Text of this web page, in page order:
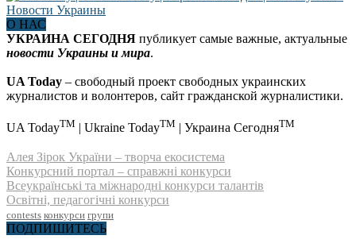
О НАС
УКРАИНА СЕГОДНЯ публикует самые важные, актуальные
новости Украины и мира.
UA Today – свободный проект свободных украинских
журналистов и волонтеров, сайт гражданской журналистики.
UA TodayTM | Ukraine TodayTM | Украина СегодняTM
Алея Зірок України – творча екосистема
Конкурсний портал – справжні конкурси
Всеукраїнські та міжнародні конкурси талантів
Освітні, педагогічні конкурси
contests конкурси групи
ПОДПИШИТЕСЬ